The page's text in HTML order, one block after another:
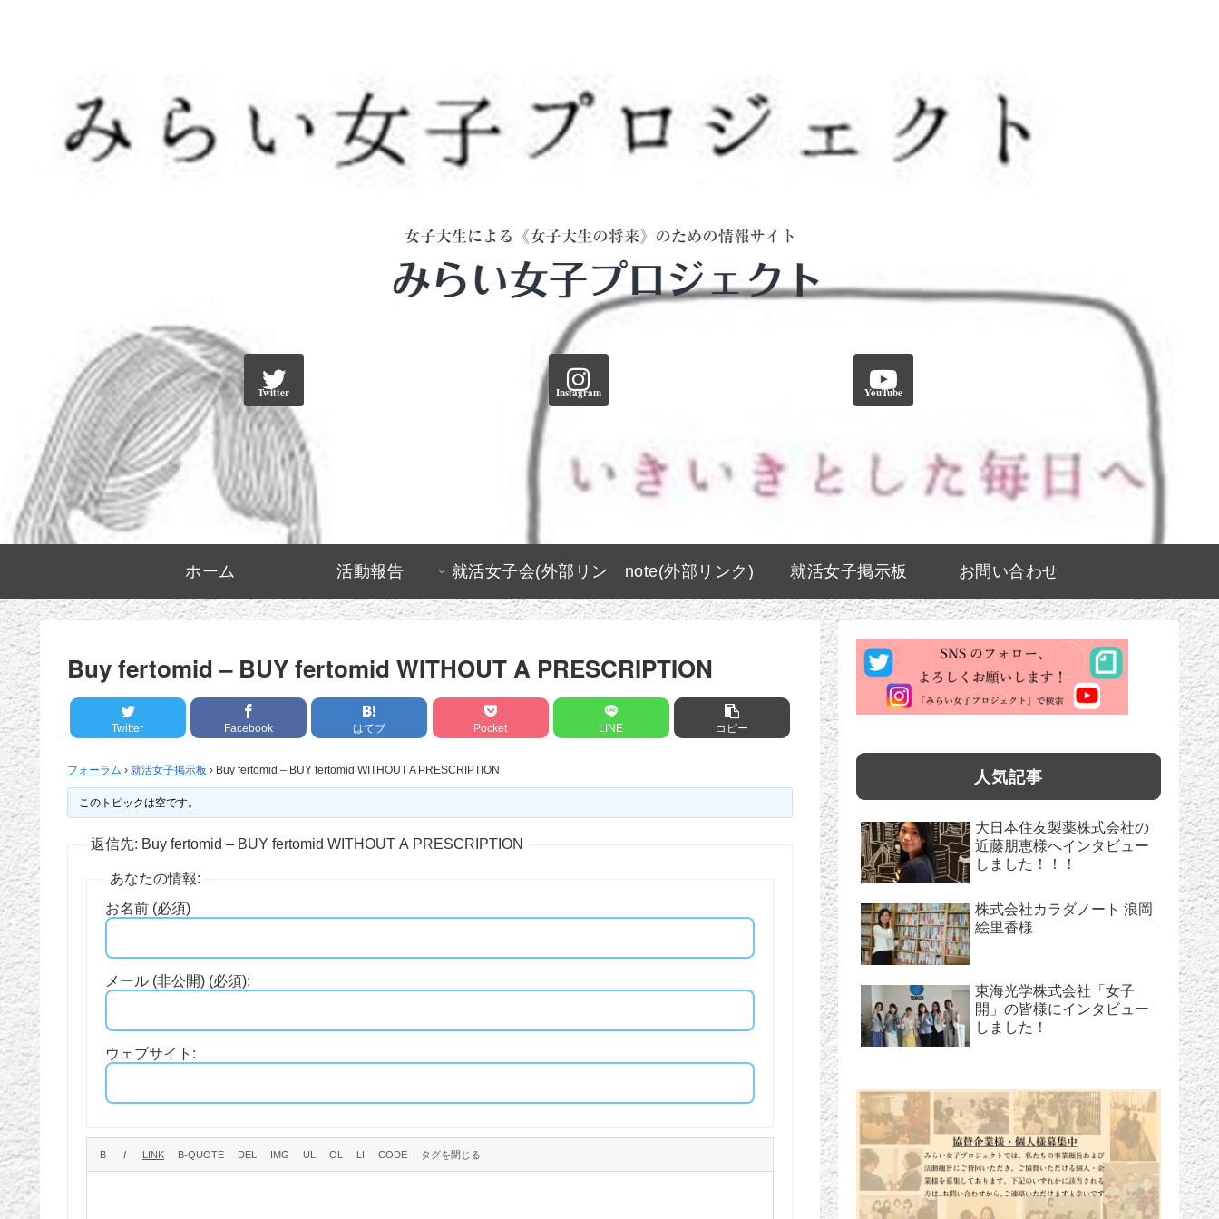
Twitter Instagram YouTube
ホーム 活動報告 就活女子会(外部リン
ク)
note(外部リンク) 就活女子掲示板 お問い合わせ
Buy fertomid – BUY fertomid WITHOUT A PRESCRIPTION
Twitter Facebook はてブ Pocket LINE コピー
フォーラム › 就活女子掲示板 › Buy fertomid – BUY fertomid WITHOUT A PRESCRIPTION
このトピックは空です。
返信先: Buy fertomid – BUY fertomid WITHOUT A PRESCRIPTION
あなたの情報:
お名前 (必須)
メール (非公開) (必須):
ウェブサイト:
人気記事
大日本住友製薬株式会社の
近藤朋恵様へインタビュー
しました！！！
株式会社カラダノート 浪岡
絵里香様
東海光学株式会社「女子
開」の皆様にインタビュー
しました！